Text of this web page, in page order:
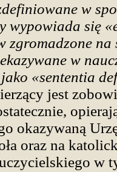
w
wypowiada się
zgromadzone na
w
«sententia
jest
okazywaną
oraz na
w